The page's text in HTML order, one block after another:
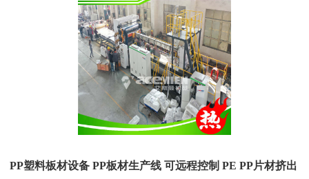
PP塑料板材设备 PP板材生产线 可远程控制 PE PP片材挤出